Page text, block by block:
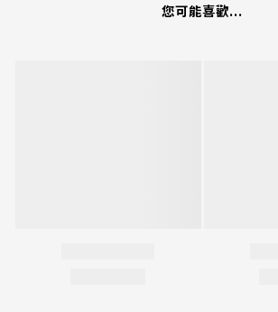
您可能喜歡...